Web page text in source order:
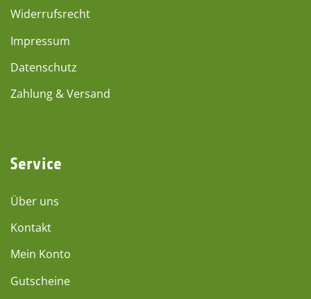
Widerrufsrecht
Impressum
Datenschutz
Zahlung & Versand
Service
Über uns
Kontakt
Mein Konto
Gutscheine